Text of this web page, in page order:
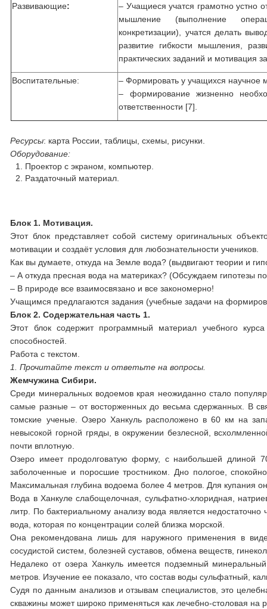
Развивающие:
– Учащиеся учатся грамотно устно
мышление (выполнение
конкретизации), учатся делать
развитие гибкости мышления,
практических заданий и мотивация
Воспитательные:
– Формировать у учащихся научное
– формирование жизненно
ответственности [7].
Ресурсы: карта России, таблицы, схемы, рисунки.
Оборудование:
Проектор с экраном, компьютер.
Раздаточный материал.
Блок 1. Мотивация.
Этот блок представляет собой систему оригинальных
мотивации и создаёт условия для любознательности учеников.
Как вы думаете, откуда на Земле вода? (выдвигают теории и
– А откуда пресная вода на материках? (Обсуждаем гипотезы
– В природе все взаимосвязано и все закономерно!
Учащимся предлагаются задания (учебные задачи на
Блок 2. Содержательная часть 1.
Этот блок содержит программный материал учебного
способностей.
Работа с текстом.
1. Прочитайте текст и ответьте на вопросы.
Жемчужина Сибири.
Среди минеральных водоемов края неожиданно стало
самые разные – от восторженных до весьма сдержанных. В
томские ученые. Озеро Ханкуль расположено в 60 км на
невысокой горной гряды, в окружении безлесной,
почти вплотную.
Озеро имеет продолговатую форму, с наибольшей длиной
заболоченные и поросшие тростником. Дно пологое,
Максимальная глубина водоема более 4 метров. Для купания
Вода в Ханкуле слабощелочная, сульфатно-хлоридная,
литр. По бактериальному анализу вода является
вода, которая по концентрации солей близка морской.
Она рекомендована лишь для наружного применения в
сосудистой систем, болезней суставов, обмена веществ,
Недалеко от озера Ханкуль имеется подземный
метров. Изучение ее показало, что состав воды сульфатный,
Судя по данным анализов и отзывам специалистов, это
скважины может широко применяться как лечебно-столовая на